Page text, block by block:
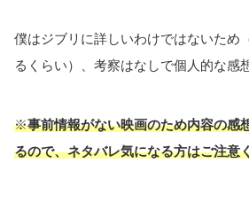
僕はジブリに詳しいわけではないため
るくらい）、考察はなしで個人的な感
※事前情報がない映画のため内容の感
るので、ネタバレ気になる方はご注意